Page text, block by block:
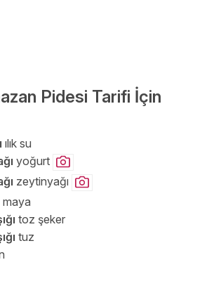
Pidesi Tarifi İçin
ılık su
yoğurt
zeytinyağı
maya
toz şeker
tuz